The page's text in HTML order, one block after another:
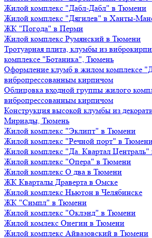
Жилой комплекс "Дабл-Дабл" в Тюмени
Жилой комплекс "Дягилев" в Ханты-
ЖК "Погода" в Перми
Жилой комплекс Румянский в Тюмени
Тротуарная плита, клумбы из
комплексе "Ботаника", Тюмень
Оформление клумб в жилом комплексе
вибропрессованным кирпичом
Облицовка входной группы жилого
вибропрессованным кирпичом
Конструкция высокой клумбы из
Мириады, Тюмень
Жилой комплекс "Эклипт" в Тюмени
Жилой комплекс "Речной порт" в
Жилой комплекс "Да. Квартал
Жилой комплекс "Опера" в Тюмени
Жилой комплекс О два в Тюмени
ЖК Кварталы Драверта в Омске
Жилой комплекс Ньютон в Челябинске
ЖК "Симпл" в Тюмени
Жилой комплекс "Оклэнд" в Тюмени
Жилой комлекс Онегин в Тюмени
Жилой комплекс Айвазовский в Тюмени